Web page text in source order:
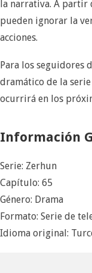
la narrativa. A partir
pueden ignorar la
acciones.
Para los seguidores
dramático de la
ocurrirá en los
Información
Serie: Zerhun
Capítulo: 65
Género: Drama
Formato: Serie de
Idioma original: